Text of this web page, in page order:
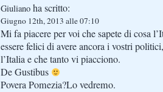
Giuliano ha scritto:
Giugno 12th, 2013 alle 07:10
Mi fa piacere per voi che sapete di cosa
essere felici di avere ancora i vostri
l’Italia e che tanto vi piacciono.
De Gustibus
Povera Pomezia?Lo vedremo.